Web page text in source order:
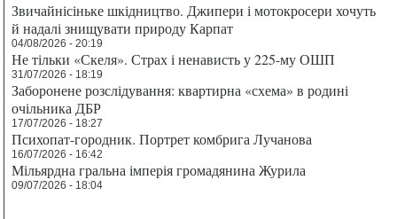
Звичайнісіньке шкідництво. Джипери і мотокросери хочуть
й надалі знищувати природу Карпат
04/08/2026 - 20:19
Не тільки «Скеля». Страх і ненависть у 225-му ОШП
31/07/2026 - 18:19
Заборонене розслідування: квартирна «схема» в родині
очільника ДБР
17/07/2026 - 18:27
Психопат-городник. Портрет комбрига Лучанова
16/07/2026 - 16:42
Мільярдна гральна імперія громадянина Журила
09/07/2026 - 18:04